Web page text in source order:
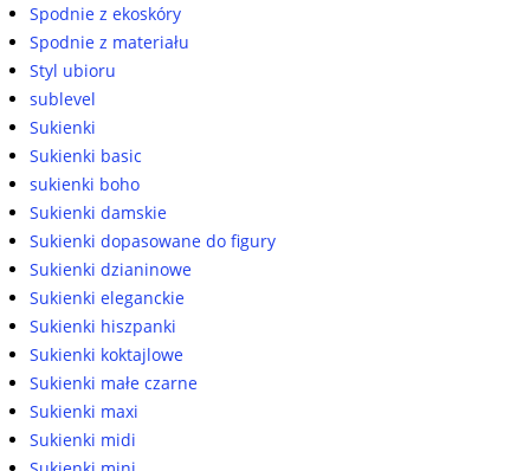
Spodnie z ekoskóry
Spodnie z materiału
Styl ubioru
sublevel
Sukienki
Sukienki basic
sukienki boho
Sukienki damskie
Sukienki dopasowane do figury
Sukienki dzianinowe
Sukienki eleganckie
Sukienki hiszpanki
Sukienki koktajlowe
Sukienki małe czarne
Sukienki maxi
Sukienki midi